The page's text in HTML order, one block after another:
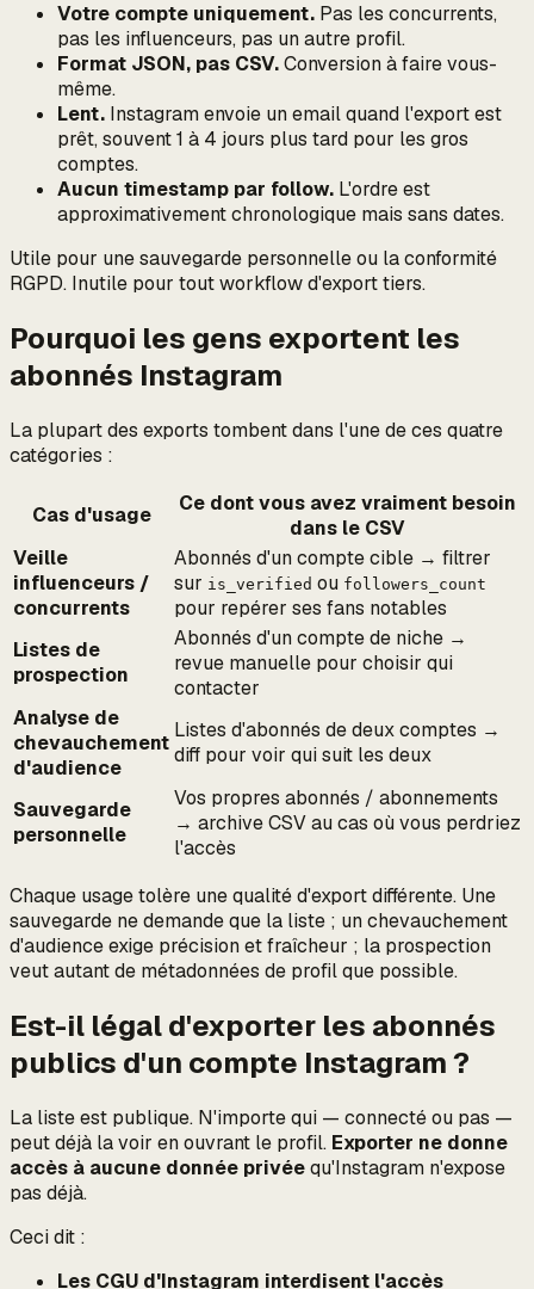
Votre compte uniquement. Pas les concurrents,
pas les influenceurs, pas un autre profil.
Format JSON, pas CSV.Conversion à faire vous-
même.
Lent. Instagram envoie un email quand l'export est
prêt, souvent 1 à 4 jours plus tard pour les gros
comptes.
Aucun timestamp par follow. L'ordre est
approximativement chronologique mais sans dates.
Utile pour une sauvegarde personnelle ou la conformité
RGPD. Inutile pour tout workflow d'export tiers.
Pourquoi les gens exportent les
abonnés Instagram
La plupart des exports tombent dans l'une de ces quatre
catégories :
Cas d'usage
Ce dont vous avez vraiment besoin
dans le CSV
Veille
influenceurs /
concurrents
Abonnés d'un compte cible → filtrer
sur is_verified ou followers_count
pour repérer ses fans notables
Listes de
prospection
Abonnés d'un compte de niche →
revue manuelle pour choisir qui
contacter
Analyse de
chevauchement
d'audience
Listes d'abonnés de deux comptes →
diff pour voir qui suit les deux
Sauvegarde
personnelle
Vos propres abonnés / abonnements
→ archive CSV au cas où vous perdriez
l'accès
Chaque usage tolère une qualité d'export différente. Une
sauvegarde ne demande que la liste ; un chevauchement
d'audience exige précision et fraîcheur ; la prospection
veut autant de métadonnées de profil que possible.
Est-il légal d'exporter les abonnés
publics d'un compte Instagram ?
La liste est publique. N'importe qui — connecté ou pas —
peut déjà la voir en ouvrant le profil. Exporter ne donne
accès à aucune donnée privéequ'Instagram n'expose
pas déjà.
Ceci dit :
Les CGU d'Instagram interdisent l'accès